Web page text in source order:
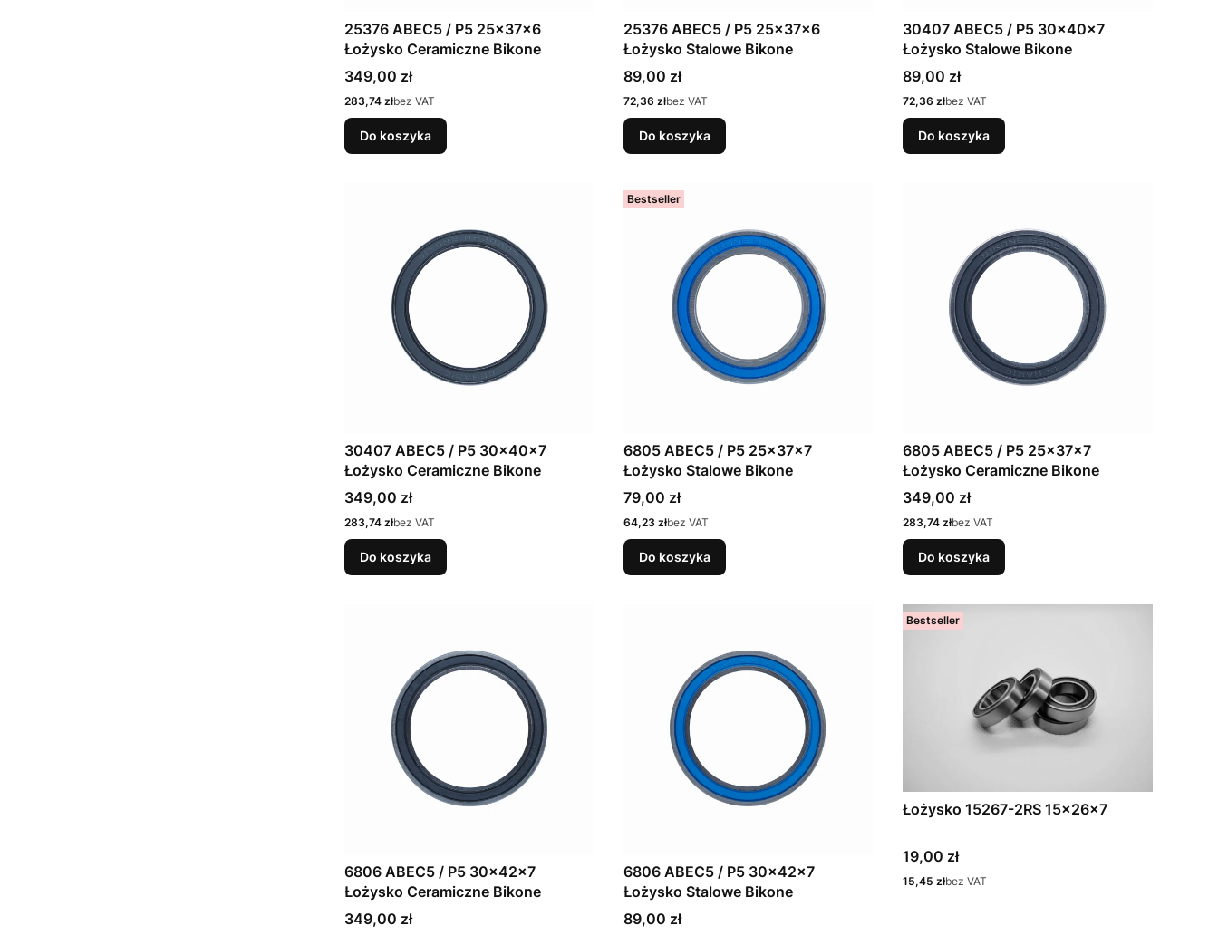
25376 ABEC5 / P5 25x37x6
Łożysko Ceramiczne Bikone
Cena
349,00 zł
Cena
283,74 złbez VAT
Do koszyka
25376 ABEC5 / P5 25x37x6
Łożysko Stalowe Bikone
Cena
89,00 zł
Cena
72,36 złbez VAT
Do koszyka
30407 ABEC5 / P5 30x40x7
Łożysko Stalowe Bikone
Cena
89,00 zł
Cena
72,36 złbez VAT
Do koszyka
30407 ABEC5 / P5 30x40x7
Łożysko Ceramiczne Bikone
Cena
349,00 zł
Cena
283,74 złbez VAT
Do koszyka
Bestseller
6805 ABEC5 / P5 25x37x7
Łożysko Stalowe Bikone
Cena
79,00 zł
Cena
64,23 złbez VAT
Do koszyka
6805 ABEC5 / P5 25x37x7
Łożysko Ceramiczne Bikone
Cena
349,00 zł
Cena
283,74 złbez VAT
Do koszyka
6806 ABEC5 / P5 30x42x7
Łożysko Ceramiczne Bikone
Cena
349,00 zł
6806 ABEC5 / P5 30x42x7
Łożysko Stalowe Bikone
Cena
89,00 zł
Bestseller
Łożysko 15267-2RS 15x26x7
Cena
19,00 zł
Cena
15,45 złbez VAT